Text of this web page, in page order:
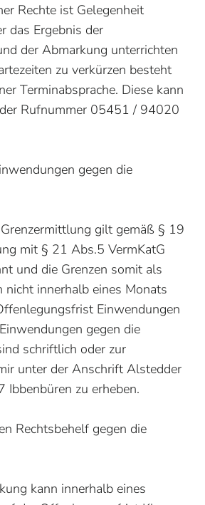
Rechte ist Gelegenheit
das Ergebnis der
der Abmarkung unterrichten
zu verkürzen besteht
Terminabsprache. Diese kann
Rufnummer 05451 / 94020
gegen die
gilt gemäß § 19
mit § 21 Abs.5 VermKatG
und die Grenzen somit als
innerhalb eines Monats
Einwendungen
gegen die
schriftlich oder zur
unter der Anschrift Alstedder
Ibbenbüren zu erheben.
Rechtsbehelf gegen die
kann innerhalb eines